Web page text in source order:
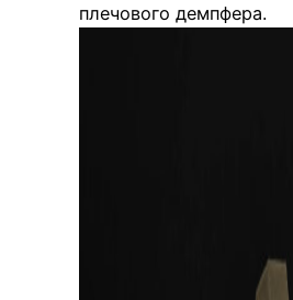
плечового демпфера.